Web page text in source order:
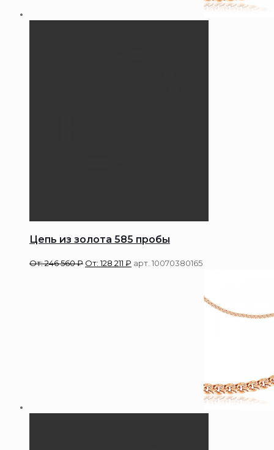
Цепь из золота 585 пробы
От:246 560₽ От:128 211 ₽ арт. 10070380165